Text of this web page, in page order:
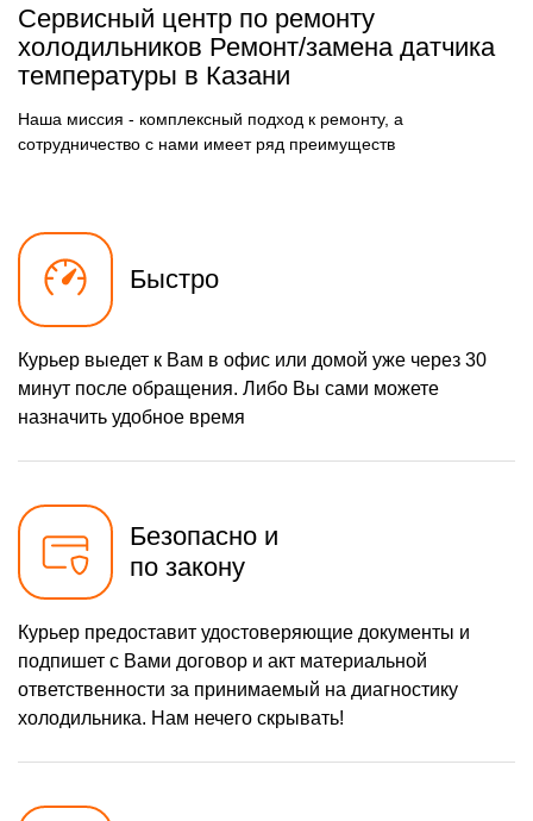
Замена фильтра
осушителя
500 р
Замена электросхемы
590 р
Замена нагревателя
оттайки
500 р
Сервисный центр по ремонту
холодильников Ремонт/замена датчика
температуры в Казани
Наша миссия - комплексный подход к ремонту, а
сотрудничество с нами имеет ряд преимуществ
Быстро
Курьер выедет к Вам в офис или домой уже через 30
минут после обращения. Либо Вы сами можете
назначить удобное время
Безопасно и
по закону
Курьер предоставит удостоверяющие документы и
подпишет с Вами договор и акт материальной
ответственности за принимаемый на диагностику
холодильника. Нам нечего скрывать!